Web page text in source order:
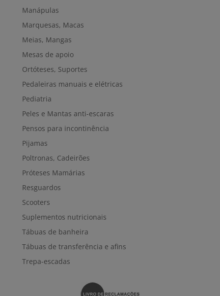
Manápulas
Marquesas, Macas
Meias, Mangas
Mesas de apoio
Ortóteses, Suportes
Pedaleiras manuais e elétricas
Pediatria
Peles e Mantas anti-escaras
Pensos para incontinência
Pijamas
Poltronas, Cadeirões
Próteses Mamárias
Resguardos
Scooters
Suplementos nutricionais
Tábuas de banheira
Tábuas de transferência e afins
Trepa-escadas